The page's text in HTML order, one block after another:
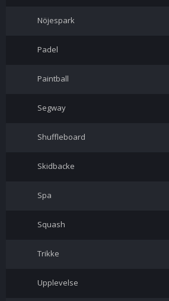
Nöjespark
Padel
Paintball
Segway
Shuffleboard
Skidbacke
Spa
Squash
Trikke
Upplevelse